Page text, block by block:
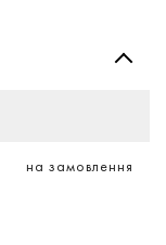
на замовлення